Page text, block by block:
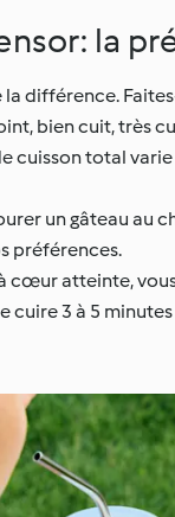
la
différence.
bien cuit, très
cuisson total
un gâteau au
préférences.
cœur atteinte,
cuire 3 à 5